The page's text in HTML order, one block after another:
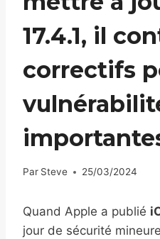
17.4.1, il
correctifs
Par Steve 25/03/2024
Quand Apple a publié
jour de sécurité